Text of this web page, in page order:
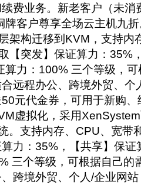
费业务。新老客户（未
牌客户尊享全场云主机九
架构迁移到KVM，支持内
【突发】保证算力：35%
算力：100% 三个等级，
远程办公、跨境外贸、个
元代金券，可用于新购
虚拟化，采用
。支持内存、CPU、宽带
力：35%，【共享】保证
三个等级，可根据自己的
跨境外贸、个人/企业网